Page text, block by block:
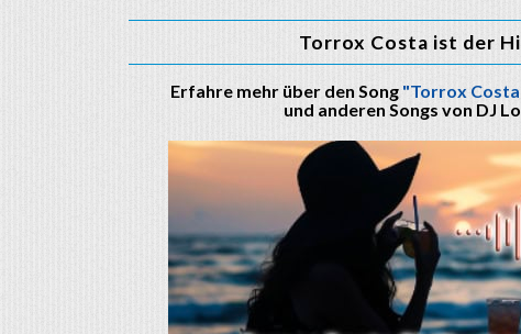
Torrox Costa ist der
Erfahre mehr über den Song "Torrox
und anderen Songs von DJ